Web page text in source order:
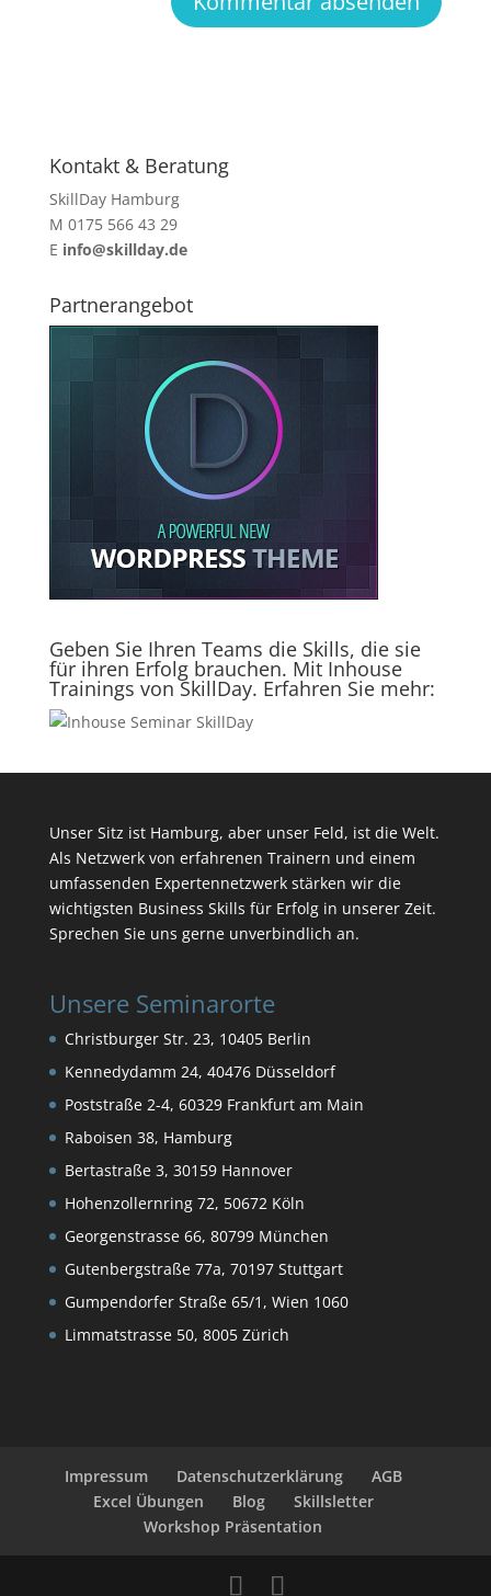
Kontakt & Beratung
SkillDay Hamburg
M 0175 566 43 29
E info@skillday.de
Partnerangebot
Geben Sie Ihren Teams die Skills, die sie
für ihren Erfolg brauchen. Mit Inhouse
Trainings von SkillDay. Erfahren Sie mehr:
Unser Sitz ist Hamburg, aber unser Feld, ist die Welt.
Als Netzwerk von erfahrenen Trainern und einem
umfassenden Expertennetzwerk stärken wir die
wichtigsten Business Skills für Erfolg in unserer Zeit.
Sprechen Sie uns gerne unverbindlich an.
Unsere Seminarorte
Christburger Str. 23, 10405 Berlin
Kennedydamm 24, 40476 Düsseldorf
Poststraße 2-4, 60329 Frankfurt am Main
Raboisen 38, Hamburg
Bertastraße 3, 30159 Hannover
Hohenzollernring 72, 50672 Köln
Georgenstrasse 66, 80799 München
Gutenbergstraße 77a, 70197 Stuttgart
Gumpendorfer Straße 65/1, Wien 1060
Limmatstrasse 50, 8005 Zürich
Impressum Datenschutzerklärung
AGB
Excel Übungen
Blog
Skillsletter
Workshop Präsentation